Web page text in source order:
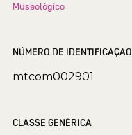
Museológico
NÚMERO DE IDENTIFICAÇÃO
mtcom002901
CLASSE GENÉRICA